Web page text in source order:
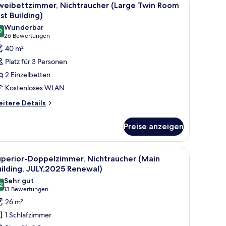
6
Nichtraucher (Large Twin Room
Building)
von 10
Wunderbar
26 Bewertungen
(26
Bewertungen)
40 m²
Platz für 3 Personen
2 Einzelbetten
Kostenloses WLAN
Details
Preise anzeigen
einem Fernseher.
einem Schreibtisch und einem großen Spiegel.
Superior-Doppelzimmer, Nichtraucher
4
Doppelzimmer, Nichtraucher (Main
JULY,2025 Renewal)
von 10
Sehr gut
13 Bewertungen
(13
Bewertungen)
26 m²
1 Schlafzimmer